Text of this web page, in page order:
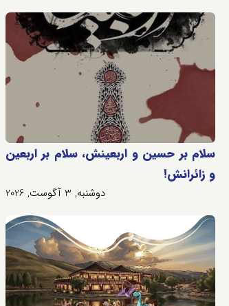
سلام بر حسین و اربعینش، سلام بر اربعین
و زائرانش!
دوشنبه, 3 آگوست, 2026